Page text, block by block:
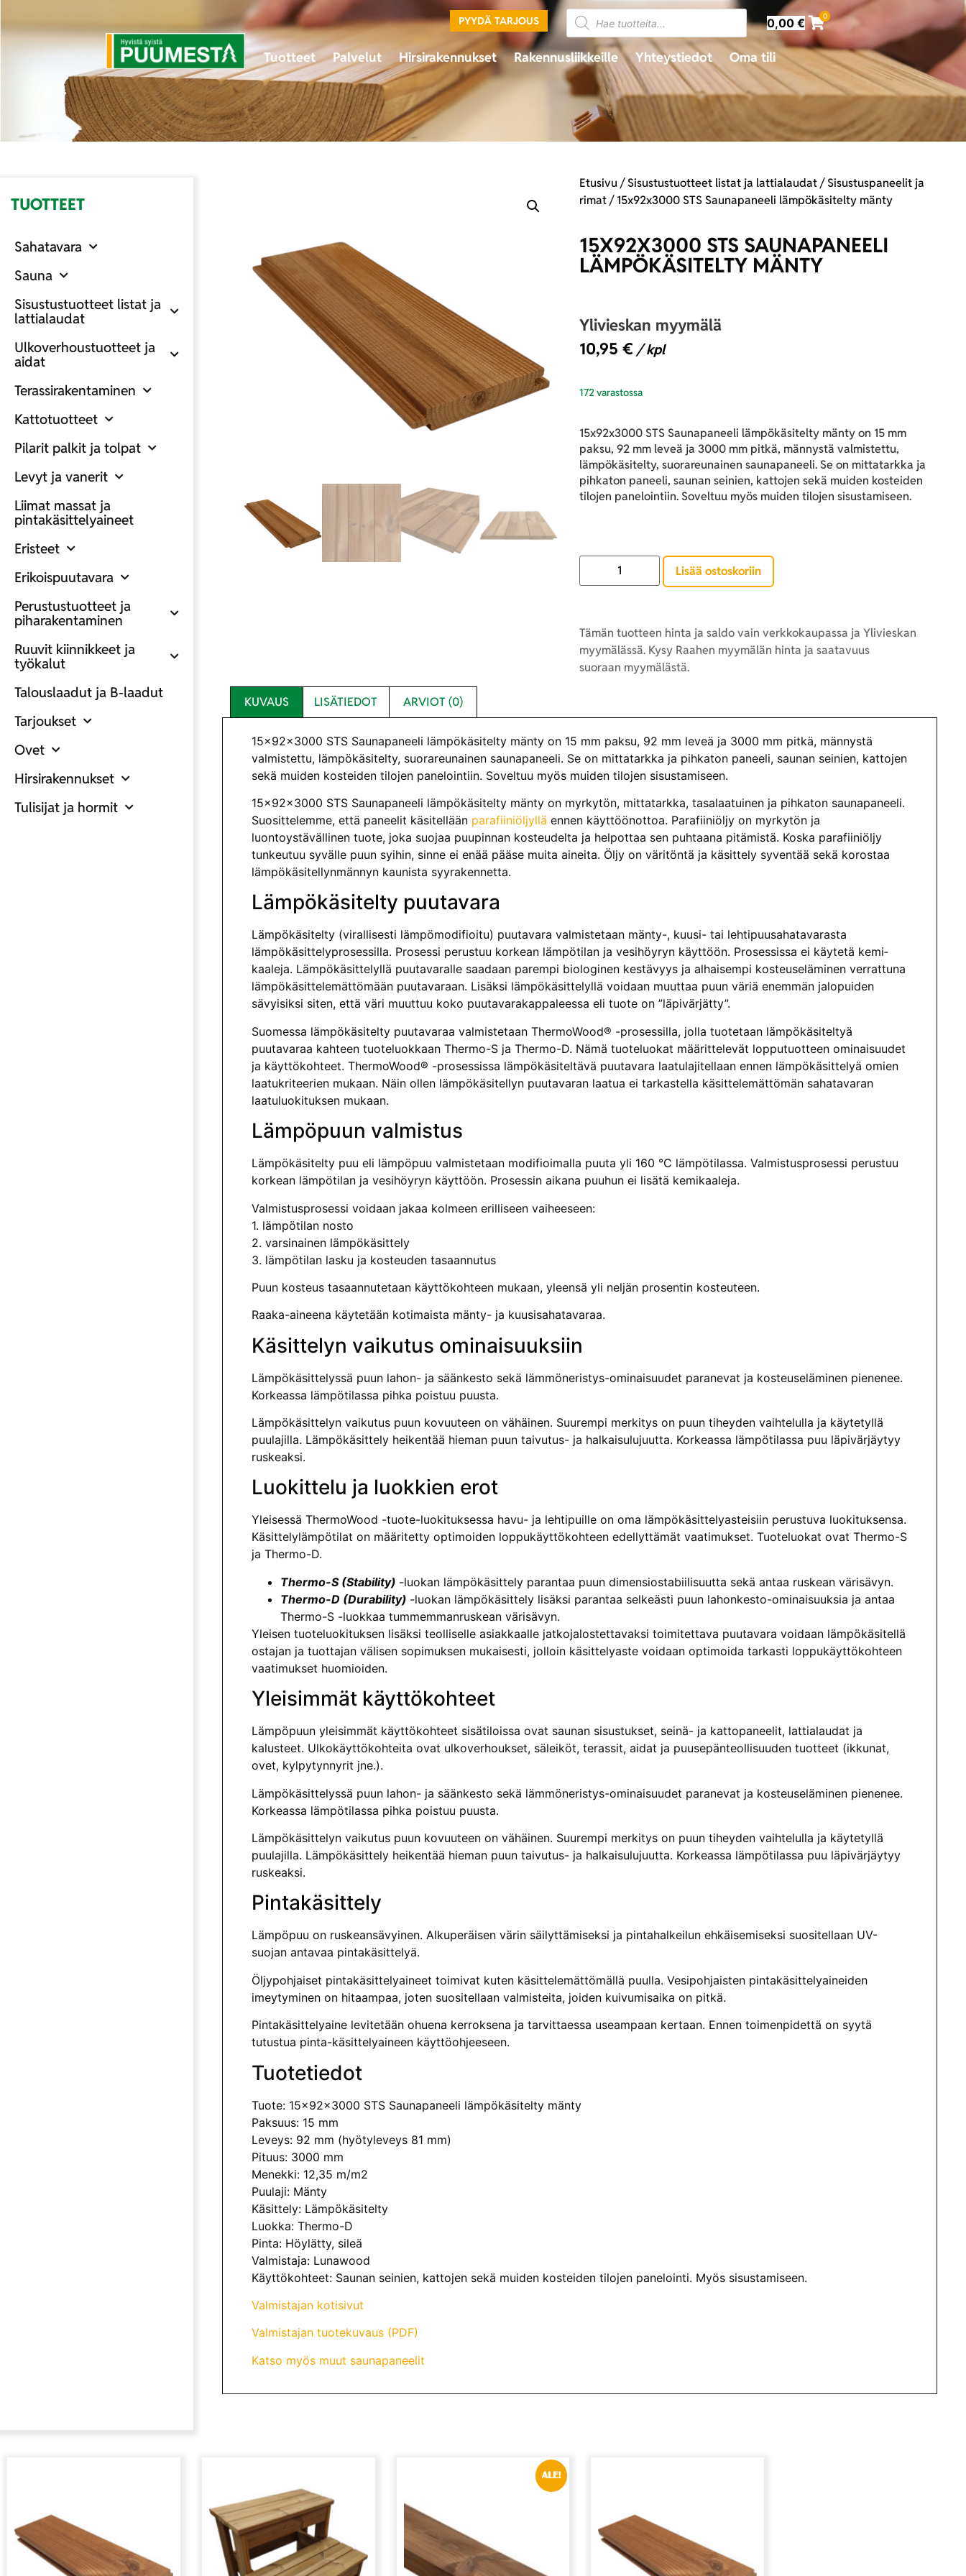
PYYDÄ TARJOUS 0,00€ 0
Tuotteet Palvelut Hirsirakennukset Rakennusliikkeille Yhteystiedot Oma tili
TUOTTEET
Sahatavara
Sauna
Sisustustuotteet listat ja
lattialaudat
Ulkoverhoustuotteet ja
aidat
Terassirakentaminen
Kattotuotteet
Pilarit palkit ja tolpat
Levyt ja vanerit
Liimat massat ja
pintakäsittelyaineet
Eristeet
Erikoispuutavara
Perustustuotteet ja
piharakentaminen
Ruuvit kiinnikkeet ja
työkalut
Talouslaadut ja B-laadut
Tarjoukset
Ovet
Hirsirakennukset
Tulisijat ja hormit
Etusivu/Sisustustuotteet listat ja lattialaudat/Sisustuspaneelit ja
rimat/ 15x92x3000 STS Saunapaneeli lämpökäsitelty mänty
15X92X3000 STS SAUNAPANEELI
LÄMPÖKÄSITELTY MÄNTY
Ylivieskan myymälä
10,95€ / kpl
172 varastossa
15x92x3000 STS Saunapaneeli lämpökäsitelty mänty on 15 mm
paksu, 92 mm leveä ja 3000 mm pitkä, männystä valmistettu,
lämpökäsitelty, suorareunainen saunapaneeli. Se on mittatarkka ja
pihkaton paneeli, saunan seinien, kattojen sekä muiden kosteiden
tilojen panelointiin. Soveltuu myös muiden tilojen sisustamiseen.
Lisää ostoskoriin
Tämän tuotteen hinta ja saldo vain verkkokaupassa ja Ylivieskan
myymälässä. Kysy Raahen myymälän hinta ja saatavuus
suoraan myymälästä.
KUVAUS LISÄTIEDOT ARVIOT (0)
15x92x3000 STS Saunapaneeli lämpökäsitelty mänty on 15 mm paksu, 92 mm leveä ja 3000 mm pitkä, männystä
valmistettu, lämpökäsitelty, suorareunainen saunapaneeli. Se on mittatarkka ja pihkaton paneeli, saunan seinien, kattojen
sekä muiden kosteiden tilojen panelointiin. Soveltuu myös muiden tilojen sisustamiseen.
15x92x3000 STS Saunapaneeli lämpökäsitelty mänty on myrkytön, mittatarkka, tasalaatuinen ja pihkaton saunapaneeli.
Suosittelemme, että paneelit käsitellään parafiiniöljyllä ennen käyttöönottoa. Parafiiniöljy on myrkytön ja
luontoystävällinen tuote, joka suojaa puupinnan kosteudelta ja helpottaa sen puhtaana pitämistä. Koska parafiiniöljy
tunkeutuu syvälle puun syihin, sinne ei enää pääse muita aineita. Öljy on väritöntä ja käsittely syventää sekä korostaa
lämpökäsitellynmännyn kaunista syyrakennetta.
Lämpökäsitelty puutavara
Lämpökäsitelty (virallisesti lämpömodifioitu) puutavara valmistetaan mänty-, kuusi- tai lehtipuusahatavarasta
lämpökäsittelyprosessilla. Prosessi perustuu kor­kean lämpötilan ja vesihöyryn käyttöön. Prosessissa ei käytetä kemi­
kaaleja. Lämpökäsittelyllä puutavaralle saadaan parempi biologinen kestävyys ja alhaisempi kosteuseläminen verrattuna
lämpökäsittelemättömään puutavaraan. Lisäksi lämpökäsittelyllä voidaan muuttaa puun väriä enemmän jalopuiden
sävyisiksi siten, että väri muuttuu koko puutavarakappaleessa eli tuote on ”läpivärjätty”.
Suomessa lämpökäsitelty puutavaraa valmistetaan ThermoWood® -prosessilla, jolla tuotetaan lämpökäsiteltyä
puutavaraa kahteen tuoteluokkaan Thermo-S ja Thermo-D. Nämä tuoteluokat määrittele­vät lopputuotteen ominaisuudet
ja käyttökohteet. ThermoWood® -prosessissa lämpökäsiteltävä puutavara laatulajitellaan ennen lämpökäsittelyä omien
laatukriteerien mukaan. Näin ollen lämpökäsitellyn puutavaran laatua ei tarkastella käsittelemättömän sahatava­ran
laatuluokituksen mukaan.
Lämpöpuun valmistus
Lämpökäsitelty puu eli lämpöpuu valmistetaan modifioimalla puuta yli 160 °C lämpötilassa. Valmistusprosessi perustuu
korkean läm­pötilan ja vesihöyryn käyttöön. Prosessin aikana puuhun ei lisätä kemikaaleja.
Valmistusprosessi voidaan jakaa kolmeen erilliseen vaiheeseen:
1. lämpötilan nosto
2. varsinainen lämpökäsittely
3. lämpötilan lasku ja kosteuden tasaannutus
Puun kosteus tasaannutetaan käyttökohteen mukaan, yleensä yli neljän prosentin kosteuteen.
Raaka-aineena käytetään kotimaista mänty- ja kuusisahatavaraa.
Käsittelyn vaikutus ominaisuuksiin
Lämpökäsittelyssä puun lahon- ja säänkesto sekä lämmöneristys-ominaisuudet paranevat ja kosteuseläminen pienenee.
Korkeassa lämpötilassa pihka poistuu puusta.
Lämpökäsittelyn vaikutus puun kovuuteen on vähäinen. Suu­rempi merkitys on puun tiheyden vaihtelulla ja käytetyllä
puulajilla. Lämpökäsittely heikentää hieman puun taivutus- ja halkaisulujuutta. Korkeassa lämpötilassa puu läpivärjäytyy
ruskeaksi.
Luokittelu ja luokkien erot
Yleisessä ThermoWood -tuote-luokituksessa havu- ja lehtipuille on oma lämpökäsittelyasteisiin perustuva luokituksensa.
Käsittelylämpötilat on määritetty optimoiden loppukäyttökohteen edellyttämät vaatimukset. Tuoteluokat ovat Thermo-S
ja Thermo-D.
Thermo-S (Stability) -luokan lämpökäsittely parantaa puun dimensiostabiilisuutta sekä antaa ruskean värisävyn.
Thermo-D (Durability) -luokan lämpökäsittely lisäksi paran­taa selkeästi puun lahonkesto-ominaisuuksia ja antaa
Thermo-S -luokkaa tummemmanruskean värisävyn.
Yleisen tuoteluokituksen lisäksi teolliselle asiakkaalle jatkojalostettavaksi toimitettava puutavara voidaan lämpökäsitellä
ostajan ja tuottajan välisen sopimuksen mukaisesti, jolloin käsittelyaste voi­daan optimoida tarkasti loppukäyttökohteen
vaatimukset huomi­oiden.
Yleisimmät käyttökohteet
Lämpöpuun yleisimmät käyttökohteet sisätiloissa ovat saunan sisus­tukset, seinä- ja kattopaneelit, lattialaudat ja
kalusteet. Ulkokäyttökohteita ovat ulkoverhoukset, säleiköt, terassit, aidat ja puusepänteollisuuden tuotteet (ikkunat,
ovet, kylpytynnyrit jne.).
Lämpökäsittelyssä puun lahon- ja säänkesto sekä lämmöneristys-ominaisuudet paranevat ja kosteuseläminen pienenee.
Korkeassa lämpötilassa pihka poistuu puusta.
Lämpökäsittelyn vaikutus puun kovuuteen on vähäinen. Suu­rempi merkitys on puun tiheyden vaihtelulla ja käytetyllä
puulajilla. Lämpökäsittely heikentää hieman puun taivutus- ja halkaisulujuutta. Korkeassa lämpötilassa puu läpivärjäytyy
ruskeaksi.
Pintakäsittely
Lämpöpuu on ruskeansävyinen. Alkuperäisen värin säilyttämisek­si ja pintahalkeilun ehkäisemiseksi suositellaan UV-
suojan antavaa pintakäsittelyä.
Öljypohjaiset pintakäsittelyaineet toimivat kuten käsittelemättömällä puulla. Vesipohjaisten pintakäsittelyaineiden
imeytyminen on hitaampaa, joten suositellaan valmisteita, joiden kuivumisaika on pitkä.
Pintakäsittelyaine levitetään ohuena kerroksena ja tarvittaessa useampaan kertaan. Ennen toimenpidettä on syytä
tutustua pinta-käsittelyaineen käyttöohjeeseen.
Tuotetiedot
Tuote: 15x92x3000 STS Saunapaneeli lämpökäsitelty mänty
Paksuus: 15 mm
Leveys: 92 mm (hyötyleveys 81 mm)
Pituus: 3000 mm
Menekki: 12,35 m/m2
Puulaji: Mänty
Käsittely: Lämpökäsitelty
Luokka: Thermo-D
Pinta: Höylätty, sileä
Valmistaja: Lunawood
Käyttökohteet: Saunan seinien, kattojen sekä muiden kosteiden tilojen panelointi. Myös sisustamiseen.
Valmistajan kotisivut
Valmistajan tuotekuvaus (PDF)
Katso myös muut saunapaneelit
ALE!